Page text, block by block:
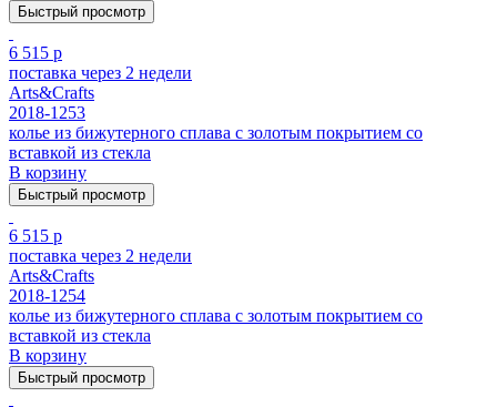
Быстрый просмотр
6 515 р
поставка через 2 недели
Arts&Crafts
2018-1253
колье из бижутерного сплава с золотым покрытием cо
вставкой из стекла
В корзину
Быстрый просмотр
6 515 р
поставка через 2 недели
Arts&Crafts
2018-1254
колье из бижутерного сплава с золотым покрытием cо
вставкой из стекла
В корзину
Быстрый просмотр